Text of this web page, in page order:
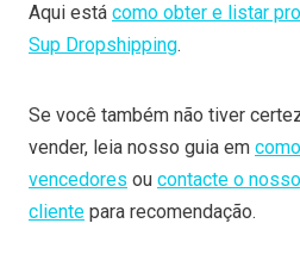
Aqui está como obter e listar
Sup Dropshipping.
Se você também não tiver
vender, leia nosso guia em
vencedores ou contacte o
cliente para recomendação.